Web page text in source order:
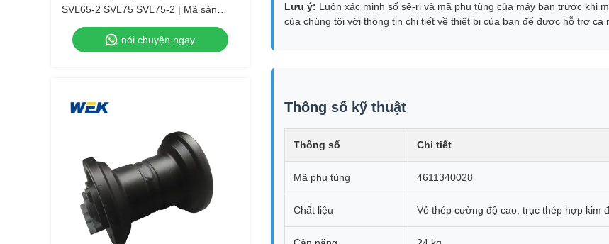
SVL65-2 SVL75 SVL75-2 | Mã sản
phẩm OEM V0511-25104, V0511-
25100.
nói chuyện ngay.
Lưu ý: Luôn xác minh số sê-ri và mã phụ tùng của máy bạn trước khi
của chúng tôi với thông tin chi tiết về thiết bị của bạn để được hỗ trợ cá
Thông số kỹ thuật
Thông số Chi tiết
Mã phụ tùng 4611340028
Chất liệu Vỏ thép cường độ cao, trục thép hợp kim